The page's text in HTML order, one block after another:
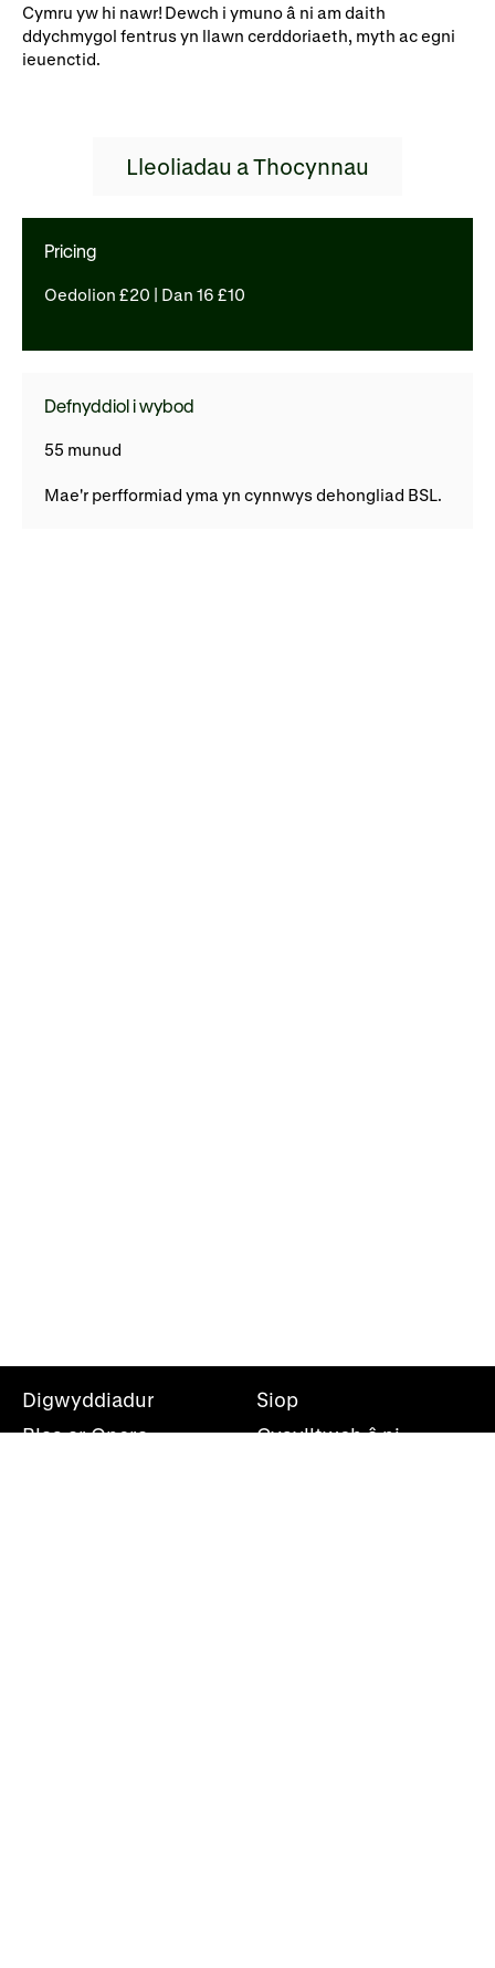
Rhoddion mewn Ewyllysiau
Cymru yw hi nawr! Dewch i ymuno â ni am daith
ddychmygol fentrus yn llawn cerddoriaeth, myth ac egni
ieuenctid.
Lleoliadau a Thocynnau
Pricing
Oedolion £20 | Dan 16 £10
Defnyddiol i wybod
55 munud
Mae'r perfformiad yma yn cynnwys dehongliad BSL.
Digwyddiadur
Blas ar Opera
Siop
Cysylltwch â ni